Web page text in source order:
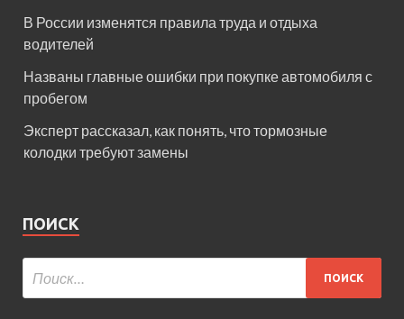
В России изменятся правила труда и отдыха
водителей
Названы главные ошибки при покупке автомобиля с
пробегом
Эксперт рассказал, как понять, что тормозные
колодки требуют замены
ПОИСК